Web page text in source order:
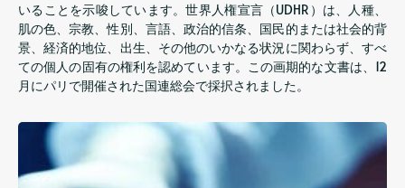
いることを示唆しています。世界人権宣言（UDHR）は、人種、
肌の色、宗教、性別、言語、政治的信条、国民的または社会的背
景、経済的地位、出生、その他のいかなる状況に関わらず、すべ
ての個人の固有の権利を認めています。この画期的な文書は、12
月にパリで開催された国連総会で採択されました。